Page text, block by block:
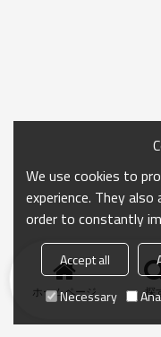
ホームページ 探
We use cookies to
experience. They
order to constantly
Accept all
Necessary